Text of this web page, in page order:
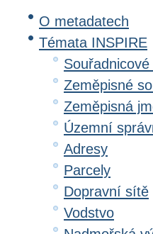
O metadatech
Témata INSPIRE
Zeměpisné
Zeměpisná
Územní
Adresy
Parcely
Dopravní sítě
Vodstvo